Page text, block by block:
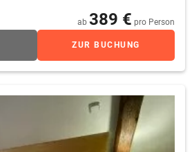
ab 389 € pro Person
ZUR BUCHUNG